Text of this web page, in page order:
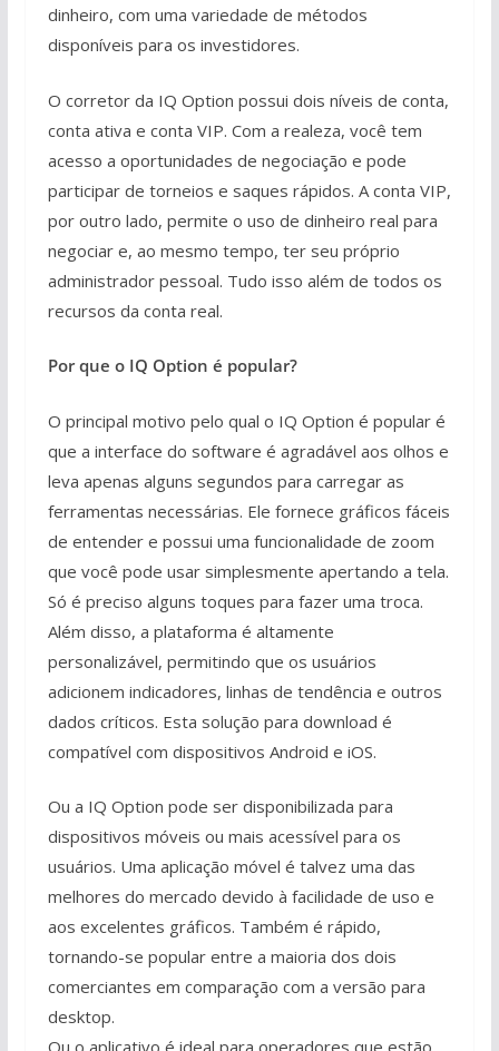
dinheiro, com uma variedade de métodos
disponíveis para os investidores.
O corretor da IQ Option possui dois níveis de conta,
conta ativa e conta VIP. Com a realeza, você tem
acesso a oportunidades de negociação e pode
participar de torneios e saques rápidos. A conta VIP,
por outro lado, permite o uso de dinheiro real para
negociar e, ao mesmo tempo, ter seu próprio
administrador pessoal. Tudo isso além de todos os
recursos da conta real.
Por que o IQ Option é popular?
O principal motivo pelo qual o IQ Option é popular é
que a interface do software é agradável aos olhos e
leva apenas alguns segundos para carregar as
ferramentas necessárias. Ele fornece gráficos fáceis
de entender e possui uma funcionalidade de zoom
que você pode usar simplesmente apertando a tela.
Só é preciso alguns toques para fazer uma troca.
Além disso, a plataforma é altamente
personalizável, permitindo que os usuários
adicionem indicadores, linhas de tendência e outros
dados críticos. Esta solução para download é
compatível com dispositivos Android e iOS.
Ou a IQ Option pode ser disponibilizada para
dispositivos móveis ou mais acessível para os
usuários. Uma aplicação móvel é talvez uma das
melhores do mercado devido à facilidade de uso e
aos excelentes gráficos. Também é rápido,
tornando-se popular entre a maioria dos dois
comerciantes em comparação com a versão para
desktop.
Ou o aplicativo é ideal para operadores que estão